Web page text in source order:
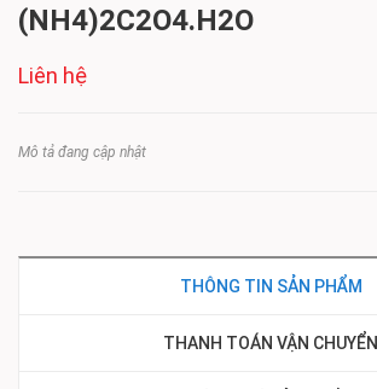
(NH4)2C2O4.H2O
Liên hệ
Mô tả đang cập nhật
THÔNG TIN SẢN PHẨM
THANH TOÁN VẬN CHUYỂN